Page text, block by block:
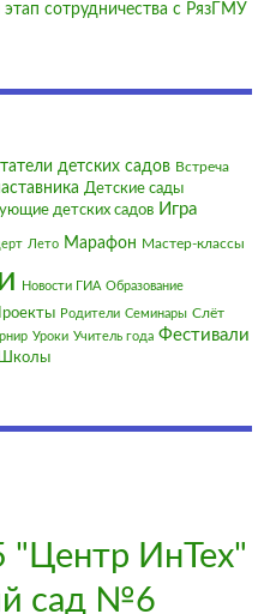
сотрудничества с РязГМУ
детских садов Встреча
Детские сады
детских садов Игра
Лето Марафон Мастер-классы
Новости ГИА Образование
Родители Семинары Слёт
Уроки Учитель года Фестивали
Школы
ИнТех"
сад №6